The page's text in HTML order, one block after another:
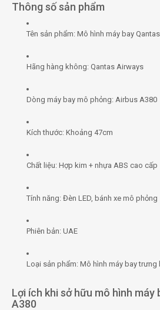
Thông số sản phẩm
Tên sản phẩm: Mô hình máy bay
Hãng hàng không: Qantas Airways
Dòng máy bay mô phỏng: Airbus A380
Kích thước: Khoảng 47cm
Chất liệu: Hợp kim + nhựa ABS cao cấp
Tính năng: Đèn LED, bánh xe mô phỏng
Phiên bản: UAE
Loại sản phẩm: Mô hình máy bay trưng
Lợi ích khi sở hữu mô hình máy
A380